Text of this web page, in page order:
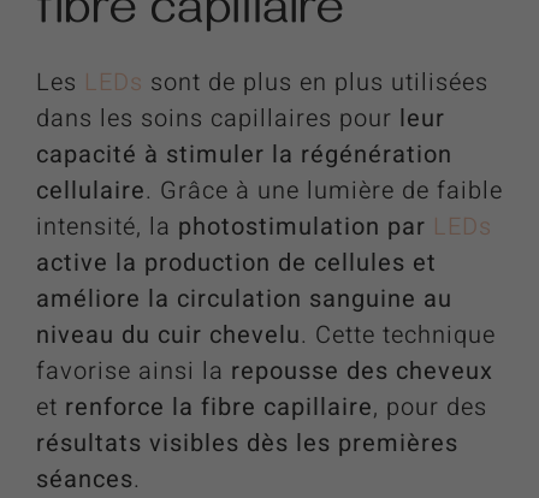
fibre capillaire’
Les LEDs sont de plus en plus utilisées
dans les soins capillaires pour leur
capacité à stimuler la régénération
cellulaire. Grâce à une lumière de faible
intensité, la photostimulation par LEDs
active la production de cellules et
améliore la circulation sanguine au
niveau du cuir chevelu. Cette technique
favorise ainsi la repousse des cheveux
et renforce la fibre capillaire, pour des
résultats visibles dès les premières
séances.